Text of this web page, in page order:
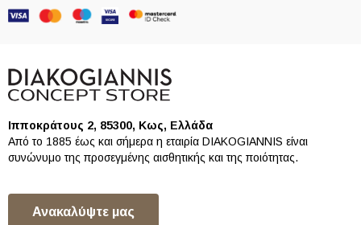
Ιπποκράτους 2, 85300, Κως, Ελλάδα
Από το 1885 έως και σήμερα η εταιρία DIAKOGIANNIS είναι
συνώνυμο της προσεγμένης αισθητικής και της ποιότητας.
Ανακαλύψτε μας